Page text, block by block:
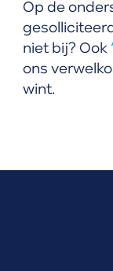
Op de
niet bij? Ook
ons
wint.